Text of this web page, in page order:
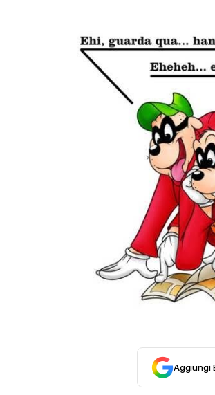
SALUTE E
STORIA E
COMPLOTTI,
EDITORIALI
CLIMA EDAggiungi